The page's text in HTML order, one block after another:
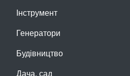
Інструмент
Генератори
Будівництво
Дача, сад